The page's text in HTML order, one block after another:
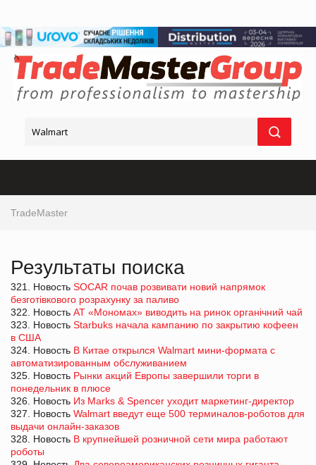
TradeMaster
Результаты поиска
321. Новость SOCAR почав розвивати новий напрямок
безготівкового розрахунку за паливо
322. Новость АТ «Мономах» виводить на ринок органічний чай
323. Новость Starbuks начала кампанию по закрытию кофеен
в США
324. Новость В Китае открылся Walmart мини-формата с
автоматизированным обслуживанием
325. Новость Рынки акций Европы завершили торги в
понедельник в плюсе
326. Новость Из Marks & Spencer уходит маркетинг-директор
327. Новость Walmart введут еще 500 терминалов-роботов для
выдачи онлайн-заказов
328. Новость В крупнейшей розничной сети мира работают
роботы